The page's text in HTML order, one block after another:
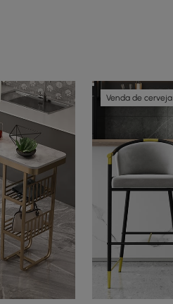
Venda de cerveja